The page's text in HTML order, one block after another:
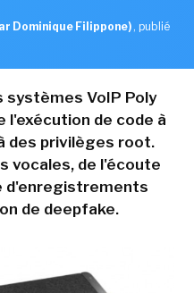
Dominique Filippone) , publié
systèmes VoIP Poly
l'exécution de code à
des privilèges root.
vocales, de l'écoute
d'enregistrements
de deepfake.